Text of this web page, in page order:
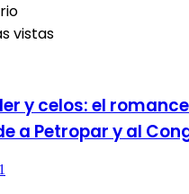
vistas
y celos: el
a Petropar y al